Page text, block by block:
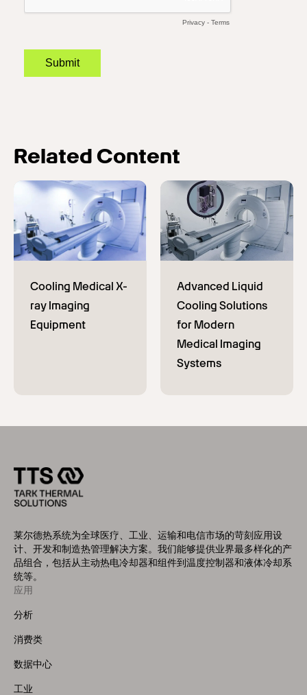
Related Content
莱尔德热系统为全球医疗、工业、运输和电信市场的苛刻应用设
计、开发和制造热管理解决方案。我们能够提供业界最多样化的产
品组合，包括从主动热电冷却器和组件到温度控制器和液体冷却系
统等。
Footer
Menu
应用
分析
消费类
数据中心
工业